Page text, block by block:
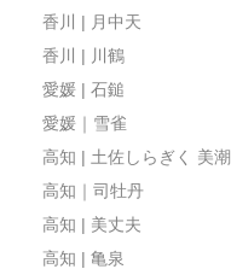
香川 | 月中天
香川 | 川鶴
愛媛 | 石鎚
愛媛｜雪雀
高知 | 土佐しらぎく 美潮
高知｜司牡丹
高知 | 美丈夫
高知 | 亀泉